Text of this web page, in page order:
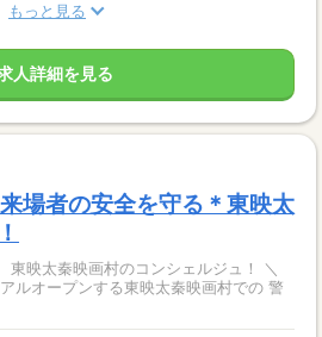
もっと見る
人詳細を見る
場者の安全を守る＊東映太
東映太秦映画村のコンシェルジュ！ ＼
ルオープンする東映太秦映画村での 警